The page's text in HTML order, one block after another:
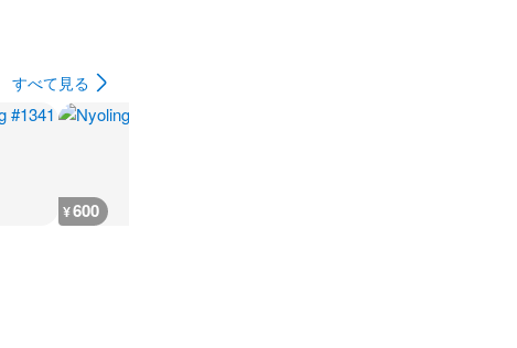
すべて見る
¥600